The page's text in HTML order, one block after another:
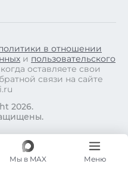
в отношении
и пользовательского
оставляете свои
связи на сайте
2026.
Мы в MAX Меню